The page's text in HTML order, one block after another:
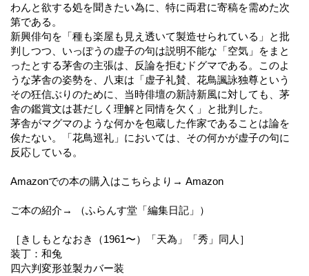
わんと欲する処を聞きたい為に、特に両君に寄稿を需めた次
第である。
新興俳句を「種も楽屋も見え透いて製造せられている」と批
判しつつ、いっぽうの虚子の句は説明不能な「空気」をまと
ったとする茅舎の主張は、反論を拒むドグマである。このよ
うな茅舎の姿勢を、八束は「虚子礼賛、花鳥諷詠独尊という
その狂信ぶりのために、当時俳壇の新詩新風に対しても、茅
舎の鑑賞文は甚だしく理解と同情を欠く」と批判した。
茅舎がマグマのような何かを包蔵した作家であることは論を
俟たない。「花鳥巡礼」においては、その何かが虚子の句に
反応している。
Amazonでの本の購入はこちらより→ Amazon
ご本の紹介→ （ふらんす堂「編集日記」）
［きしもとなおき（1961〜）「天為」「秀」同人］
装丁：和兔
四六判変形並製カバー装